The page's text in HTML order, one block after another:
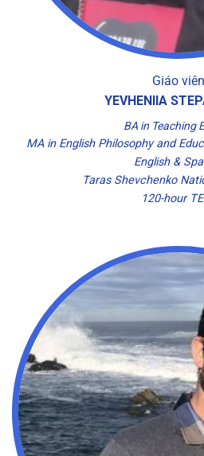
Giáo viên
YEVHENIIA
BA in Teaching
MA in English Philosophy and
English &
Taras Shevchenko
120-hour